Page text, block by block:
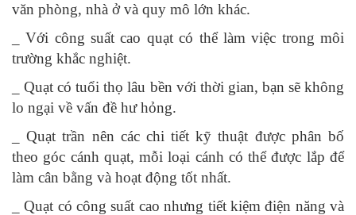
văn phòng, nhà ở và quy mô lớn khác.
_ Với công suất cao quạt có thể làm việc trong môi
trường khắc nghiệt.
_ Quạt có tuổi thọ lâu bền với thời gian, bạn sẽ không
lo ngại về vấn đề hư hỏng.
_ Quạt trần nên các chi tiết kỹ thuật được phân bố
theo góc cánh quạt, mỗi loại cánh có thể được lắp để
làm cân bằng và hoạt động tốt nhất.
_ Quạt có công suất cao nhưng tiết kiệm điện năng và